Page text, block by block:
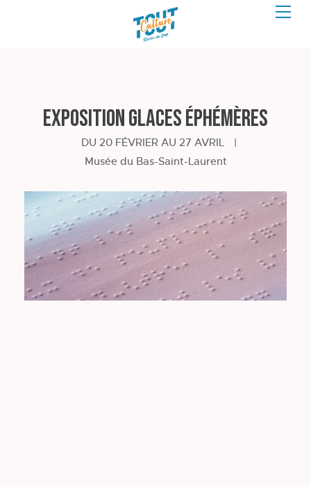
Exposition Glaces éphémères
DU 20 FÉVRIER AU 27 AVRIL
|
Musée du Bas-Saint-Laurent